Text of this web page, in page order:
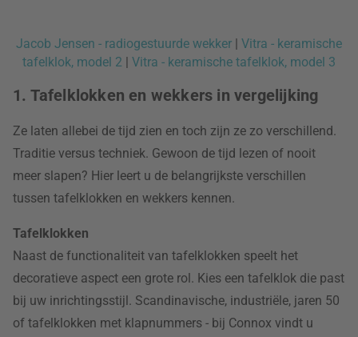
Jacob Jensen - radiogestuurde wekker | Vitra - keramische
tafelklok, model 2 | Vitra - keramische tafelklok, model 3
1. Tafelklokken en wekkers in vergelijking
Ze laten allebei de tijd zien en toch zijn ze zo verschillend.
Traditie versus techniek. Gewoon de tijd lezen of nooit
meer slapen? Hier leert u de belangrijkste verschillen
tussen tafelklokken en wekkers kennen.
Tafelklokken
Naast de functionaliteit van tafelklokken speelt het
decoratieve aspect een grote rol. Kies een tafelklok die past
bij uw inrichtingsstijl. Scandinavische, industriële, jaren 50
of tafelklokken met klapnummers - bij Connox vindt u